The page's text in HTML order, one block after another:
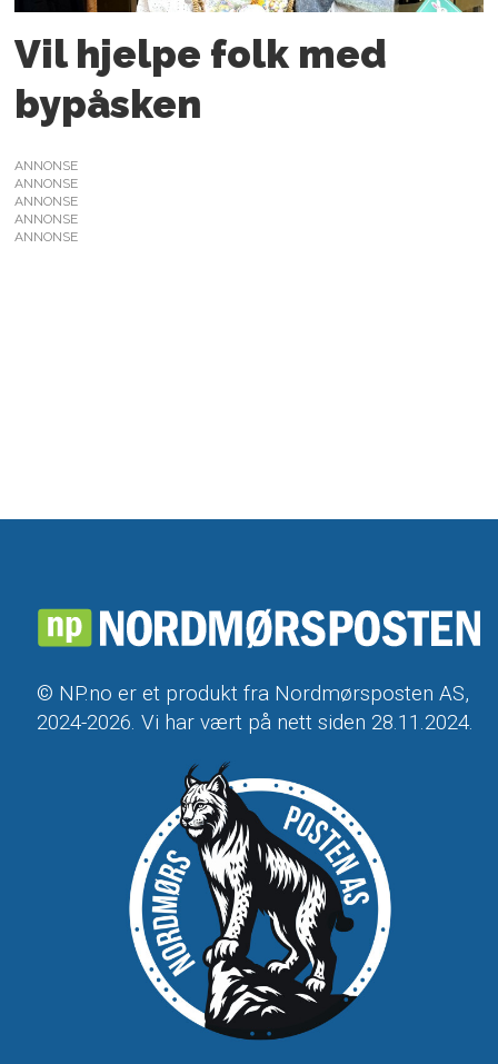
Vil hjelpe folk med
bypåsken
ANNONSE
ANNONSE
ANNONSE
ANNONSE
ANNONSE
© NP.no er et produkt fra Nordmørsposten AS,
2024-2026. Vi har vært på nett siden 28.11.2024.